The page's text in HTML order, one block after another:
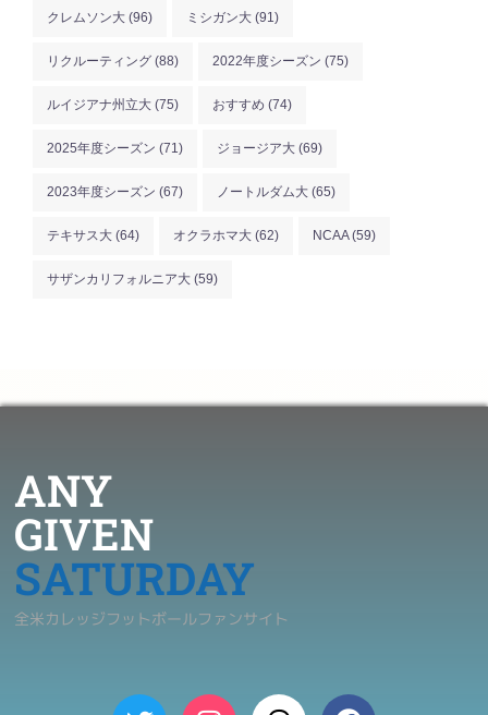
クレムソン大 (96) ミシガン大 (91)
リクルーティング (88) 2022年度シーズン (75)
ルイジアナ州立大 (75) おすすめ (74)
2025年度シーズン (71) ジョージア大 (69)
2023年度シーズン (67) ノートルダム大 (65)
テキサス大 (64) オクラホマ大 (62) NCAA(59)
サザンカリフォルニア大 (59)
ANY
GIVEN
SATURDAY
全米カレッジフットボールファンサイト